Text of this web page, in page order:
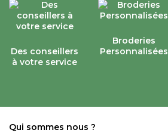
Des conseillers
à votre service
Broderies
Personnalisées
Qui sommes nous ?